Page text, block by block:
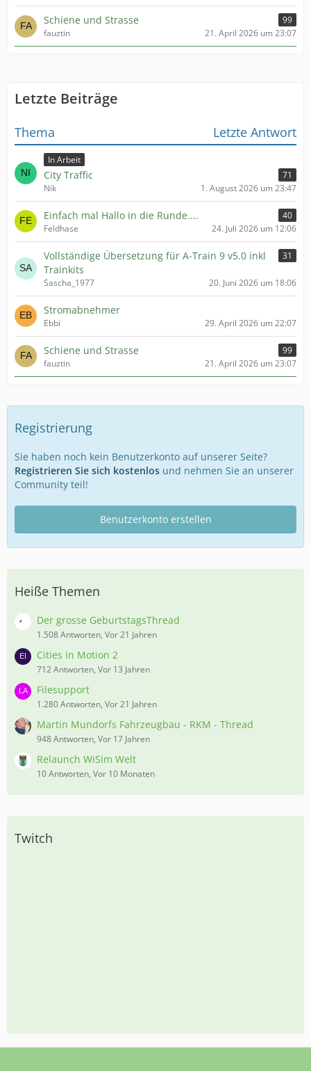
Schiene und Strasse
99
fauztin
21. April 2026 um 23:07
Letzte Beiträge
Thema Letzte Antwort
In Arbeit
City Traffic
71
Nik
1. August 2026 um 23:47
Einfach mal Hallo in die Runde....
40
Feldhase
24. Juli 2026 um 12:06
Vollständige Übersetzung für A-Train 9 v5.0 inkl
Trainkits
31
Sascha_1977 20. Juni 2026 um 18:06
Stromabnehmer
Ebbi 29. April 2026 um 22:07
Schiene und Strasse
99
fauztin
21. April 2026 um 23:07
Registrierung
Sie haben noch kein Benutzerkonto auf unserer Seite?
Registrieren Sie sich kostenlos und nehmen Sie an unserer
Community teil!
Benutzerkonto erstellen
Heiße Themen
Der grosse GeburtstagsThread
1.508 Antworten, Vor 21 Jahren
Cities in Motion 2
712 Antworten, Vor 13 Jahren
Filesupport
1.280 Antworten, Vor 21 Jahren
Martin Mundorfs Fahrzeugbau - RKM - Thread
948 Antworten, Vor 17 Jahren
Relaunch WiSim Welt
10 Antworten, Vor 10 Monaten
Twitch